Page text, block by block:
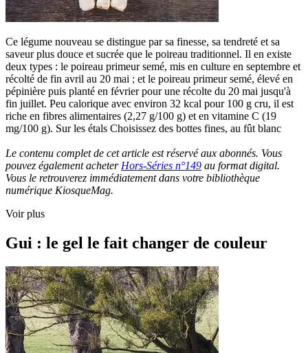
Ce légume nouveau se distingue par sa finesse, sa tendreté et sa
saveur plus douce et sucrée que le poireau traditionnel. Il en existe
deux types : le poireau primeur semé, mis en culture en septembre et
récolté de fin avril au 20 mai ; et le poireau primeur semé, élevé en
pépinière puis planté en février pour une récolte du 20 mai jusqu'à
fin juillet. Peu calorique avec environ 32 kcal pour 100 g cru, il est
riche en fibres alimentaires (2,27 g/100 g) et en vitamine C (19
mg/100 g). Sur les étals Choisissez des bottes fines, au fût blanc
Le contenu complet de cet article est réservé aux abonnés. Vous
pouvez également acheter Hors-Séries n°149 au format digital.
Vous le retrouverez immédiatement dans votre bibliothèque
numérique KiosqueMag.
Voir plus
Gui : le gel le fait changer de couleur